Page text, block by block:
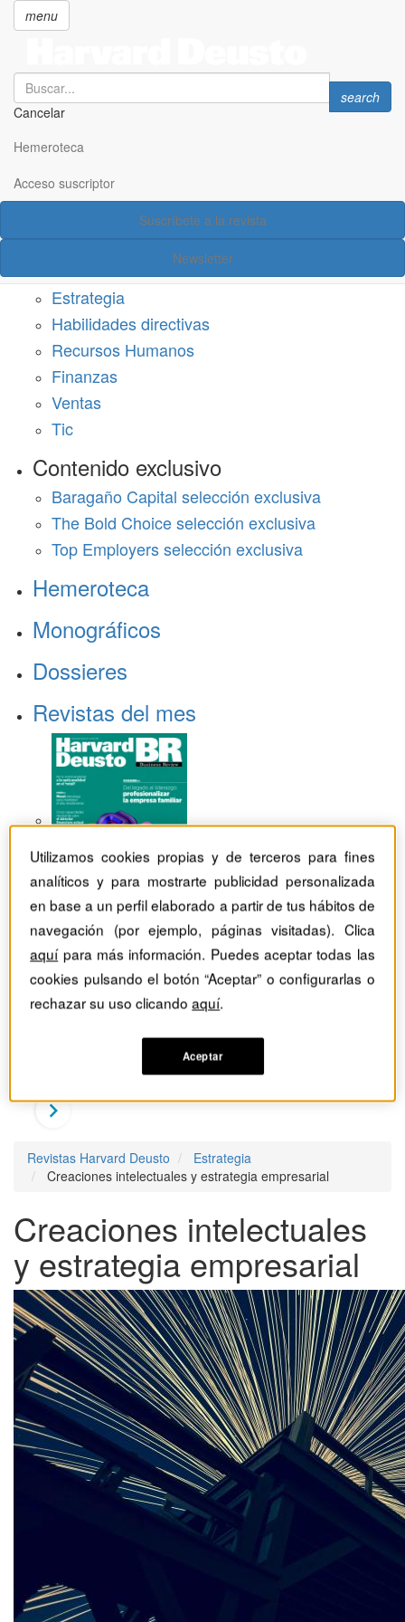
principal
menu
Search
Cancelar
Search
search
Hemeroteca
Acceso suscriptor
Suscríbete a la revista
Newsletter
Acceso suscriptor
Estrategia
Habilidades directivas
Recursos Humanos
Finanzas
Ventas
Tic
Contenido exclusivo
Baragaño Capital selección exclusiva
The Bold Choice selección exclusiva
Top Employers selección exclusiva
Hemeroteca
Monográficos
Dossieres
Revistas del mes
Revistas Harvard Deusto
Estrategia
Creaciones intelectuales y estrategia empresarial
Creaciones intelectuales
y estrategia empresarial
Utilizamos cookies propias y de terceros para fines
analíticos y para mostrarte publicidad personalizada
en base a un perfil elaborado a partir de tus hábitos de
navegación (por ejemplo, páginas visitadas). Clica
aquípara más información. Puedes aceptar todas las
cookies pulsando el botón “Aceptar” o configurarlas o
rechazar su uso clicandoaquí.
Aceptar